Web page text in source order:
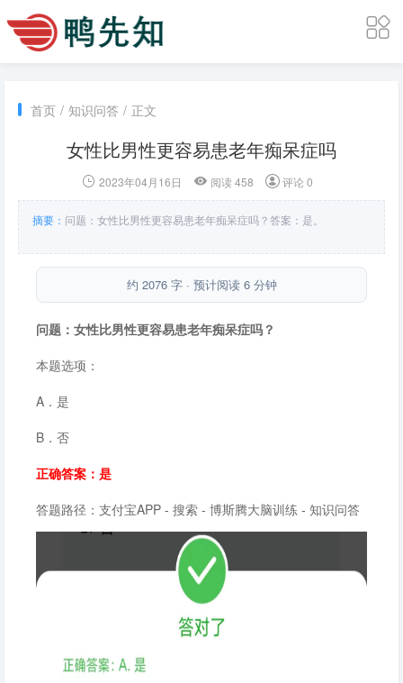
首页 / 知识问答 / 正文
女性比男性更容易患老年痴呆症吗
2023年04月16日 阅读 458 评论 0
摘要： 问题：女性比男性更容易患老年痴呆症吗？答案：是。
约 2076 字 · 预计阅读 6 分钟
问题：女性比男性更容易患老年痴呆症吗？
本题选项：
A．是
B．否
正确答案：是
答题路径：支付宝APP - 搜索 - 博斯腾大脑训练 - 知识问答